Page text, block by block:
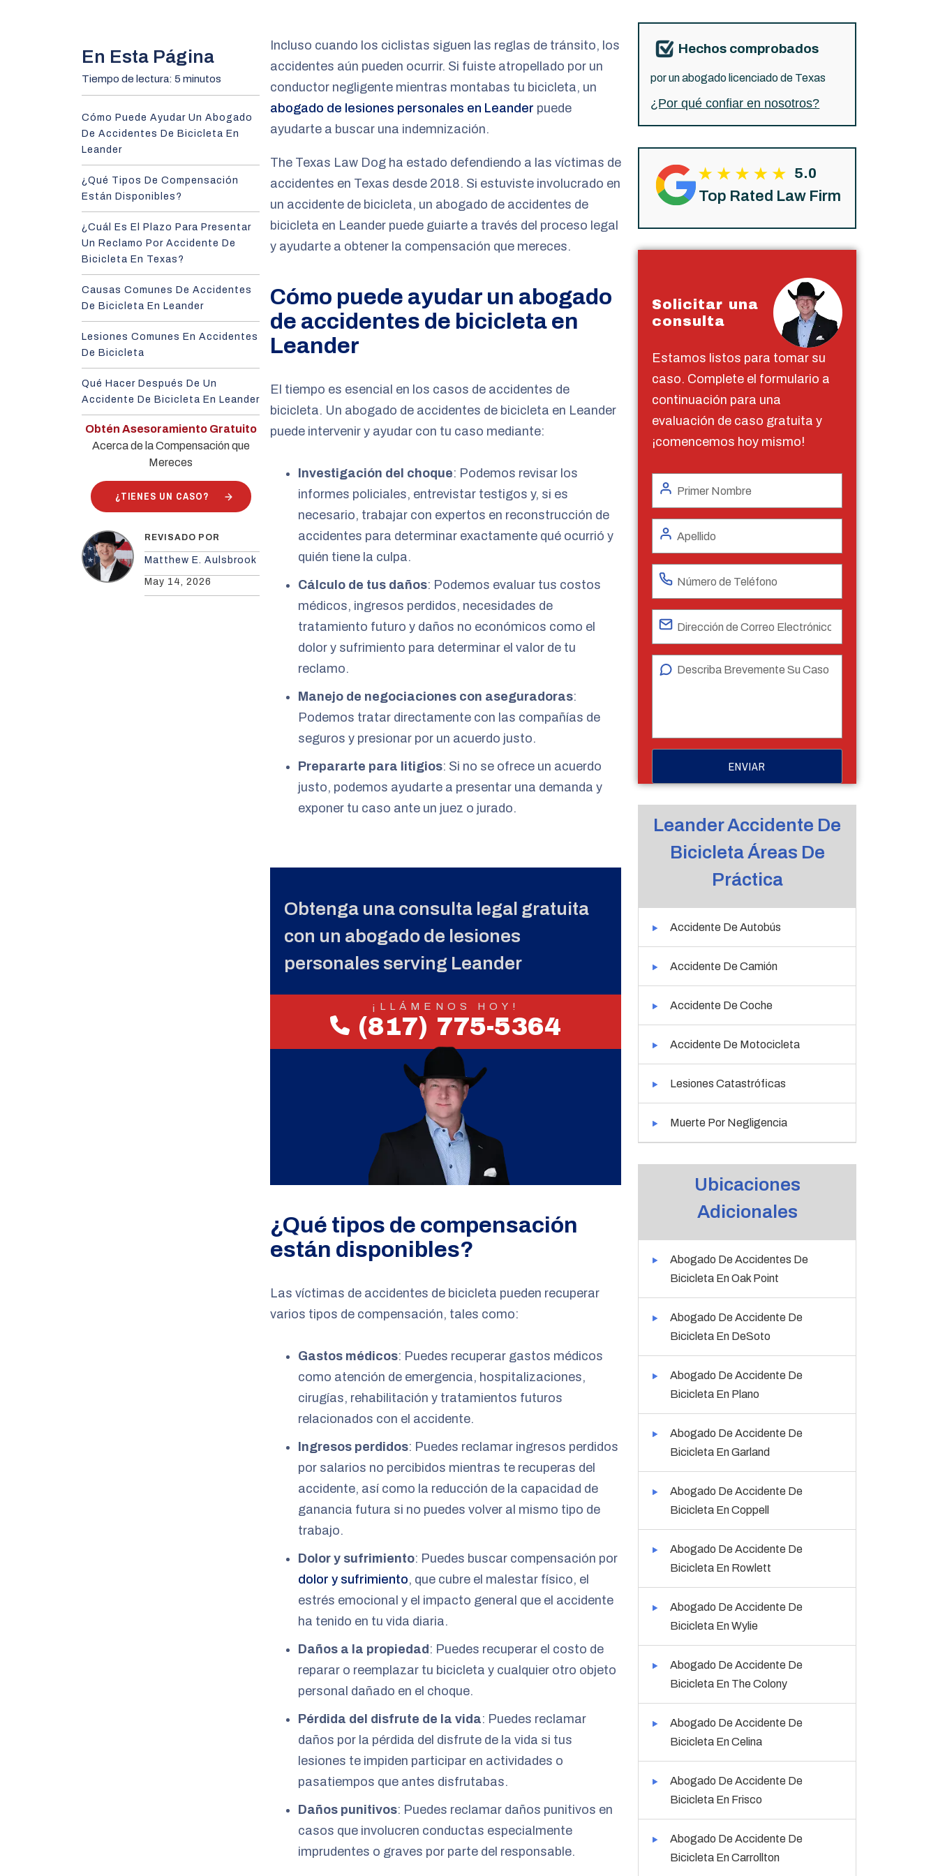
En Esta Página
Tiempo de lectura: 5 minutos
Cómo Puede Ayudar Un Abogado
De Accidentes De Bicicleta En
Leander
¿Qué Tipos De Compensación
Están Disponibles?
¿Cuál Es El Plazo Para Presentar
Un Reclamo Por Accidente De
Bicicleta En Texas?
Causas Comunes De Accidentes
De Bicicleta En Leander
Lesiones Comunes En Accidentes
De Bicicleta
Qué Hacer Después De Un
Accidente De Bicicleta En Leander
Obtén Asesoramiento Gratuito
Acerca de la Compensación que
Mereces
¿TIENES UN CASO?
REVISADO POR
Matthew E. Aulsbrook
May 14, 2026
Incluso cuando los ciclistas siguen las reglas de tránsito, los
accidentes aún pueden ocurrir. Si fuiste atropellado por un
conductor negligente mientras montabas tu bicicleta, un
abogado de lesiones personales en Leander puede
ayudarte a buscar una indemnización.
The Texas Law Dog ha estado defendiendo a las víctimas de
accidentes en Texas desde 2018. Si estuviste involucrado en
un accidente de bicicleta, un abogado de accidentes de
bicicleta en Leander puede guiarte a través del proceso legal
y ayudarte a obtener la compensación que mereces.
Cómo puede ayudar un abogado
de accidentes de bicicleta en
Leander
El tiempo es esencial en los casos de accidentes de
bicicleta. Un abogado de accidentes de bicicleta en Leander
puede intervenir y ayudar con tu caso mediante:
Investigación del choque: Podemos revisar los
informes policiales, entrevistar testigos y, si es
necesario, trabajar con expertos en reconstrucción de
accidentes para determinar exactamente qué ocurrió y
quién tiene la culpa.
Cálculo de tus daños: Podemos evaluar tus costos
médicos, ingresos perdidos, necesidades de
tratamiento futuro y daños no económicos como el
dolor y sufrimiento para determinar el valor de tu
reclamo.
Manejo de negociaciones con aseguradoras:
Podemos tratar directamente con las compañías de
seguros y presionar por un acuerdo justo.
Prepararte para litigios: Si no se ofrece un acuerdo
justo, podemos ayudarte a presentar una demanda y
exponer tu caso ante un juez o jurado.
Obtenga una consulta legal gratuita
con un abogado de lesiones
personales serving Leander
¡LLÁMENOS HOY!
(817) 775-5364
¿Qué tipos de compensación
están disponibles?
Las víctimas de accidentes de bicicleta pueden recuperar
varios tipos de compensación, tales como:
Gastos médicos: Puedes recuperar gastos médicos
como atención de emergencia, hospitalizaciones,
cirugías, rehabilitación y tratamientos futuros
relacionados con el accidente.
Ingresos perdidos: Puedes reclamar ingresos perdidos
por salarios no percibidos mientras te recuperas del
accidente, así como la reducción de la capacidad de
ganancia futura si no puedes volver al mismo tipo de
trabajo.
Dolor y sufrimiento: Puedes buscar compensación por
dolor y sufrimiento, que cubre el malestar físico, el
estrés emocional y el impacto general que el accidente
ha tenido en tu vida diaria.
Daños a la propiedad : Puedes recuperar el costo de
reparar o reemplazar tu bicicleta y cualquier otro objeto
personal dañado en el choque.
Pérdida del disfrute de la vida: Puedes reclamar
daños por la pérdida del disfrute de la vida si tus
lesiones te impiden participar en actividades o
pasatiempos que antes disfrutabas.
Daños punitivos: Puedes reclamar daños punitivos en
casos que involucren conductas especialmente
imprudentes o graves por parte del responsable.
Hechos comprobados
por un abogado licenciado de Texas
¿Por qué confiar en nosotros?
5.0
Top Rated Law Firm
Solicitar una
consulta
Estamos listos para tomar su
caso. Complete el formulario a
continuación para una
evaluación de caso gratuita y
¡comencemos hoy mismo!
Leander Accidente De
Bicicleta Áreas De
Práctica
Accidente De Autobús
Accidente De Camión
Accidente De Coche
Accidente De Motocicleta
Lesiones Catastróficas
Muerte Por Negligencia
Ubicaciones
Adicionales
Abogado De Accidentes De
Bicicleta En Oak Point
Abogado De Accidente De
Bicicleta En DeSoto
Abogado De Accidente De
Bicicleta En Plano
Abogado De Accidente De
Bicicleta En Garland
Abogado De Accidente De
Bicicleta En Coppell
Abogado De Accidente De
Bicicleta En Rowlett
Abogado De Accidente De
Bicicleta En Wylie
Abogado De Accidente De
Bicicleta En The Colony
Abogado De Accidente De
Bicicleta En Celina
Abogado De Accidente De
Bicicleta En Frisco
Abogado De Accidente De
Bicicleta En Carrollton